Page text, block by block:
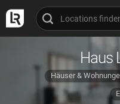
Haus
Häuser &